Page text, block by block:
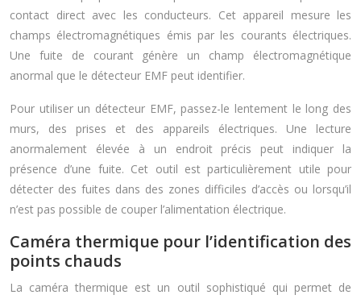
contact direct avec les conducteurs. Cet appareil mesure les
champs électromagnétiques émis par les courants électriques.
Une fuite de courant génère un champ électromagnétique
anormal que le détecteur EMF peut identifier.
Pour utiliser un détecteur EMF, passez-le lentement le long des
murs, des prises et des appareils électriques. Une lecture
anormalement élevée à un endroit précis peut indiquer la
présence d’une fuite. Cet outil est particulièrement utile pour
détecter des fuites dans des zones difficiles d’accès ou lorsqu’il
n’est pas possible de couper l’alimentation électrique.
Caméra thermique pour l’identification des
points chauds
La caméra thermique est un outil sophistiqué qui permet de